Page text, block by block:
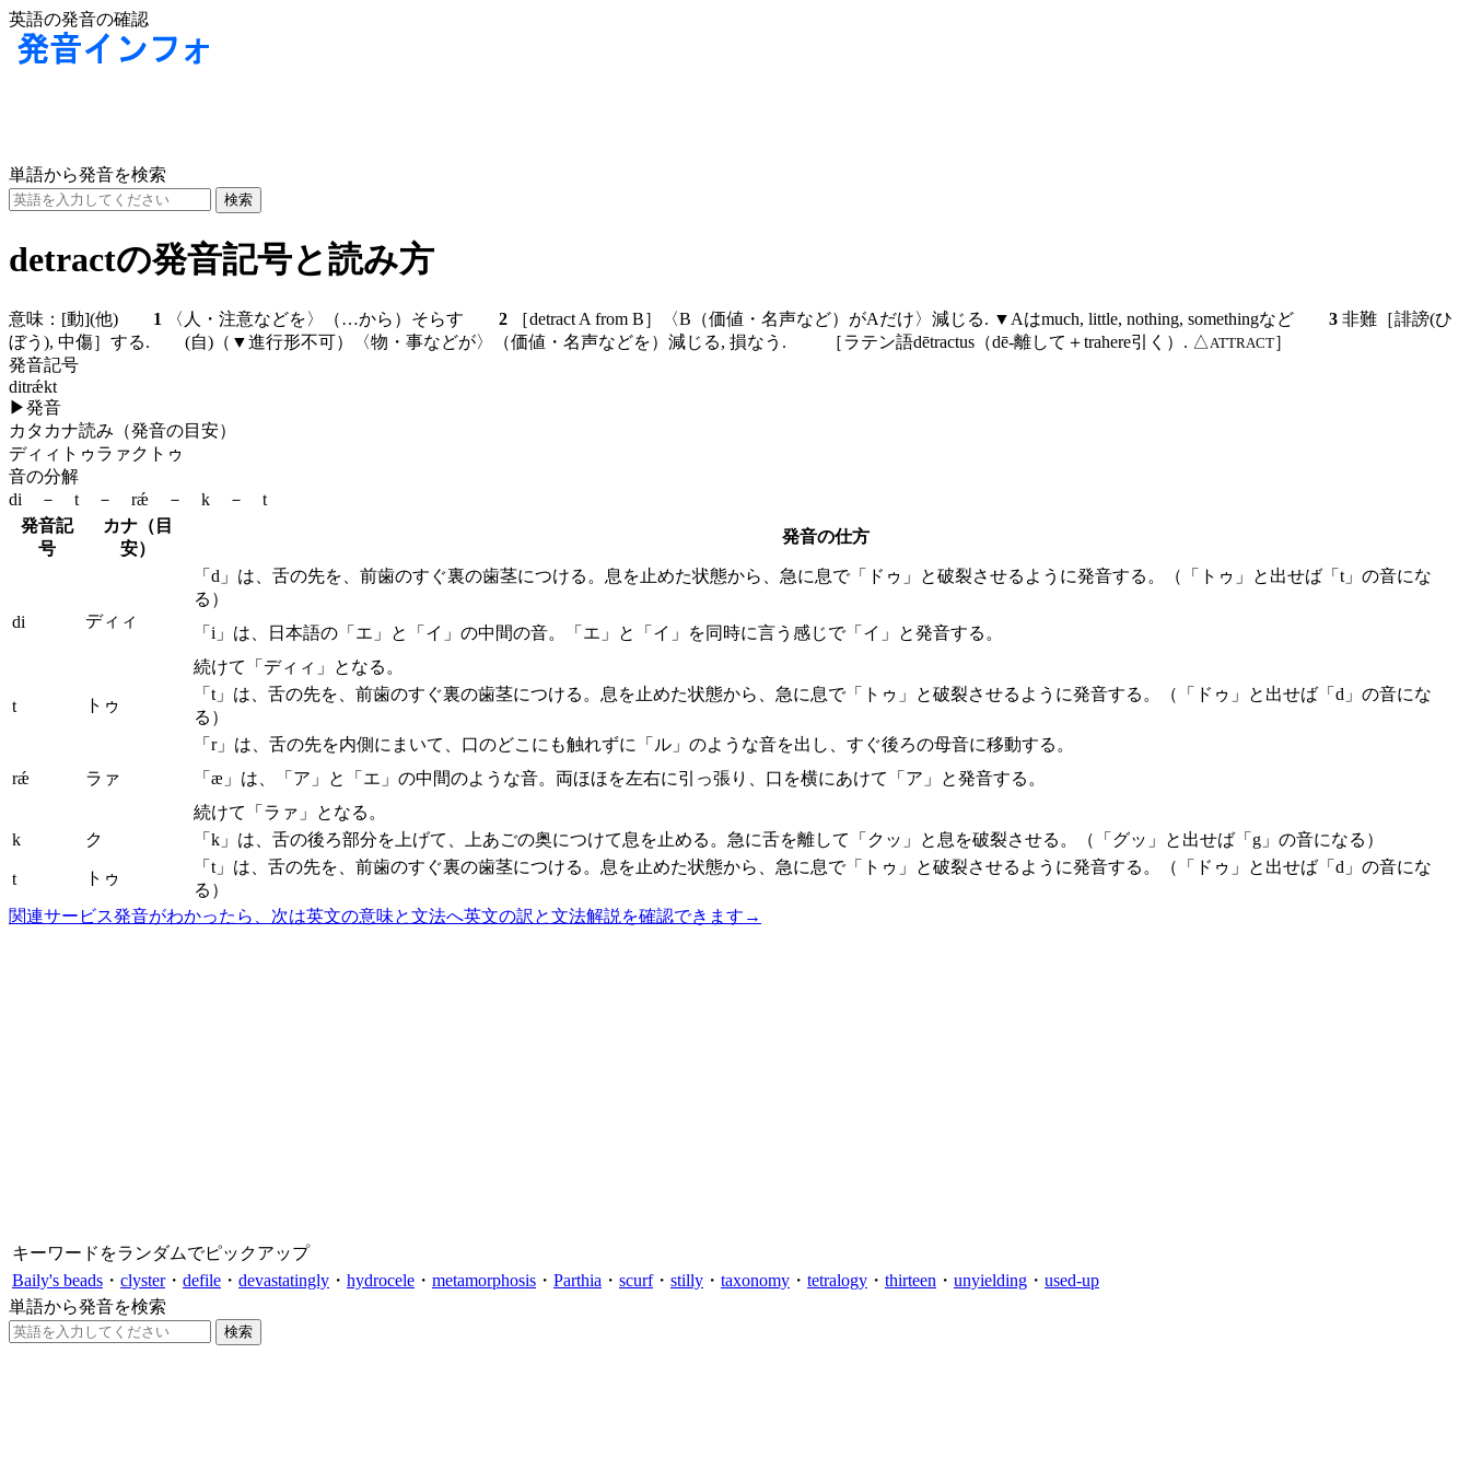
英語の発音の確認
単語から発音を検索
detractの発音記号と読み方
意味： [動](他) 1 〈人・注意などを〉（…から）そらす 2 ［detract A from B］〈B（価値・名声など）がAだけ〉減じる. ▼Aはmuch, little, nothing, somethingなど 3 非難［誹謗(ひ
ぼう), 中傷］する. (自) （▼進行形不可）〈物・事などが〉（価値・名声などを）減じる, 損なう. ［ラテン語dētractus（dē-離して＋trahere引く）. △ ATTRACT］
発音記号
ditrǽkt
▶発音
カタカナ読み（発音の目安）
ディィトゥラァクトゥ
音の分解
di － t － rǽ － k － t
発音記
号
カナ（目
安）
発音の仕方
di ディィ
「d」は、舌の先を、前歯のすぐ裏の歯茎につける。息を止めた状態から、急に息で「ドゥ」と破裂させるように発音する。（「トゥ」と出せば「t」の音にな
る）
「i」は、日本語の「エ」と「イ」の中間の音。「エ」と「イ」を同時に言う感じで「イ」と発音する。
続けて「ディィ」となる。
t トゥ
「t」は、舌の先を、前歯のすぐ裏の歯茎につける。息を止めた状態から、急に息で「トゥ」と破裂させるように発音する。（「ドゥ」と出せば「d」の音にな
る）
rǽ ラァ
「r」は、舌の先を内側にまいて、口のどこにも触れずに「ル」のような音を出し、すぐ後ろの母音に移動する。
「æ」は、「ア」と「エ」の中間のような音。両ほほを左右に引っ張り、口を横にあけて「ア」と発音する。
続けて「ラァ」となる。
k
ク 「k」は、舌の後ろ部分を上げて、上あごの奥につけて息を止める。急に舌を離して「クッ」と息を破裂させる。（「グッ」と出せば「g」の音になる）
t トゥ
「t」は、舌の先を、前歯のすぐ裏の歯茎につける。息を止めた状態から、急に息で「トゥ」と破裂させるように発音する。（「ドゥ」と出せば「d」の音にな
る）
関連サービス発音がわかったら、次は英文の意味と文法へ英文の訳と文法解説を確認できます →
キーワードをランダムでピックアップ
Baily's beads ・ clyster・ defile ・ devastatingly ・ hydrocele ・ metamorphosis ・ Parthia ・ scurf・ stilly ・ taxonomy ・ tetralogy ・ thirteen ・ unyielding ・ used-up
単語から発音を検索